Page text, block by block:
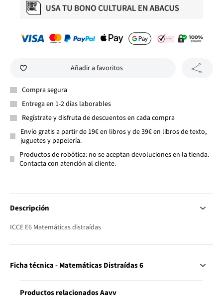
Añadir a favoritos
Compra segura
Entrega en 1-2 días laborables
Regístrate y disfruta de descuentos en cada compra
Envío gratis a partir de 19€ en libros y de 39€ en libros de texto,
juguetes y papelería.
Productos de robótica: no se aceptan devoluciones en la tienda.
Contacta con atención al cliente.
Descripción
ICCE E6 Matemáticas distraídas
Ficha técnica - Matemáticas Distraídas 6
Productos relacionados Aavv